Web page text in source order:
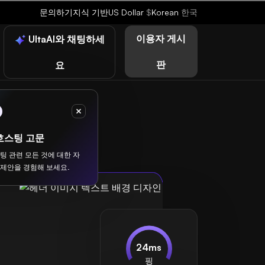
문의하기지식 기반US Dollar $Korean 한국
UltaAI와 채팅하세
요
스팅 고문
관련 모든 것에 대한 자
안을 경험해 보세요.
이용자 게시
판
24ms
핑